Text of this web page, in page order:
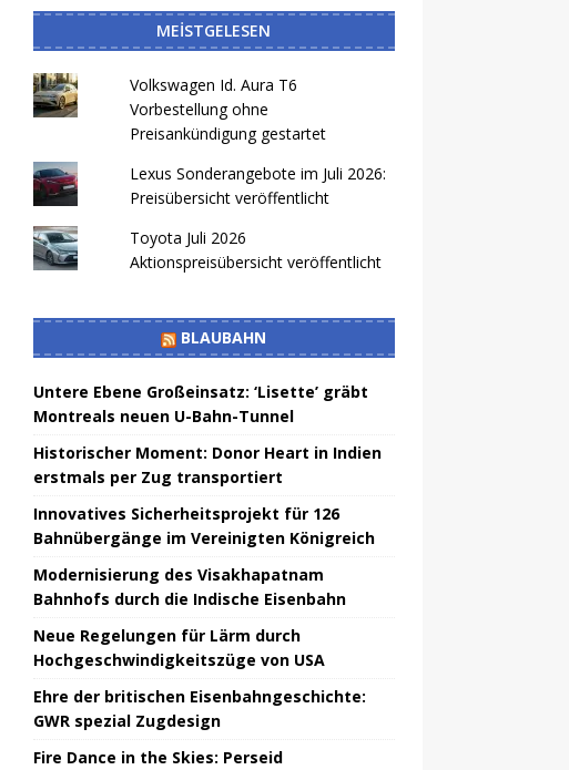
MEISTGELESEN
Volkswagen Id. Aura T6
Vorbestellung ohne
Preisankündigung gestartet
Lexus Sonderangebote im Juli 2026:
Preisübersicht veröffentlicht
Toyota Juli 2026
Aktionspreisübersicht veröffentlicht
BLAUBAHN
Untere Ebene Großeinsatz: ‘Lisette’ gräbt
Montreals neuen U-Bahn-Tunnel
Historischer Moment: Donor Heart in Indien
erstmals per Zug transportiert
Innovatives Sicherheitsprojekt für 126
Bahnübergänge im Vereinigten Königreich
Modernisierung des Visakhapatnam
Bahnhofs durch die Indische Eisenbahn
Neue Regelungen für Lärm durch
Hochgeschwindigkeitszüge von USA
Ehre der britischen Eisenbahngeschichte:
GWR spezial Zugdesign
Fire Dance in the Skies: Perseid